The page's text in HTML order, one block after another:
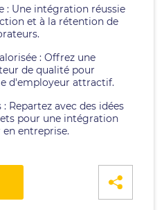
: Une intégration réussie
et à la rétention de
: Offrez une
de qualité pour
d'employeur attractif.
Repartez avec des idées
pour une intégration
entreprise.